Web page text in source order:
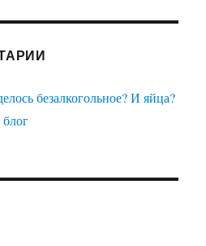
безалкогольное? И яйца?